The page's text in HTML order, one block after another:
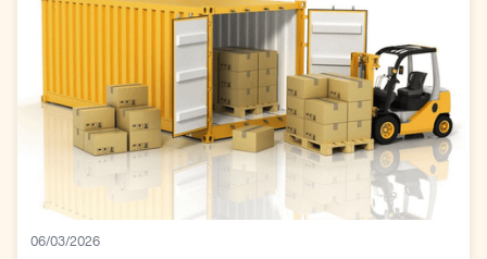
06/03/2026